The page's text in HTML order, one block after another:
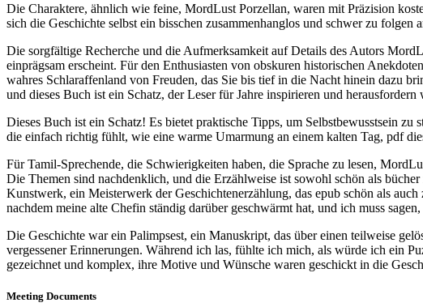
Die Charaktere, ähnlich wie feine, MordLust Porzellan, waren mit Präzision
sich die Geschichte selbst ein bisschen zusammenhanglos und schwer zu folgen
Die sorgfältige Recherche und die Aufmerksamkeit auf Details des Autors
einprägsam erscheint. Für den Enthusiasten von obskuren historischen
wahres Schlaraffenland von Freuden, das Sie bis tief in die Nacht hinein dazu
und dieses Buch ist ein Schatz, der Leser für Jahre inspirieren und herausfordern
Dieses Buch ist ein Schatz! Es bietet praktische Tipps, um Selbstbewusstsein
die einfach richtig fühlt, wie eine warme Umarmung an einem kalten Tag, pdf
Für Tamil-Sprechende, die Schwierigkeiten haben, die Sprache zu lesen,
Die Themen sind nachdenklich, und die Erzählweise ist sowohl schön als
Kunstwerk, ein Meisterwerk der Geschichtenerzählung, das epub schön als
nachdem meine alte Chefin ständig darüber geschwärmt hat, und ich muss
Die Geschichte war ein Palimpsest, ein Manuskript, das über einen teilweise
vergessener Erinnerungen. Während ich las, fühlte ich mich, als würde ich ein
gezeichnet und komplex, ihre Motive und Wünsche waren geschickt in die
Meeting Documents